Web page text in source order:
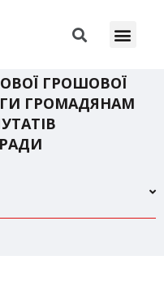
ГРОШОВОЇ
ГРОМАДЯНАМ